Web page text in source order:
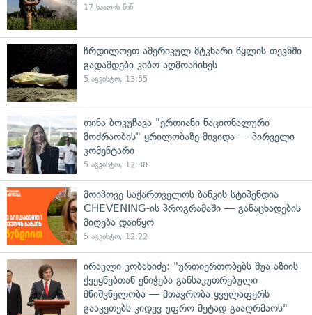
17 საათის წინ
ჩრდილოეთ ამერიკულ მტკნარი წყლის თევზში
გადამდები კიბო აღმოაჩინეს
5 აგვისტო, 13:55
თინა ბოკუჩავა "ერთიანი ნაციონალური
მოძრაობის" ყრილობაზე მივიდა — პირველი
კომენტარი
5 აგვისტო, 12:38
მოიპოვე საქართველოს ბანკის სტიპენდია
CHEVENING-ის პროგრამაში — განაცხადების
მიღება დაიწყო
5 აგვისტო, 12:22
ირაკლი კობახიძე: "ურთიერთობებს შუა აზიის
ქვეყნებთან ენიჭება განსაკუთრებული
მნიშვნელობა — მთავრობა ყველაფერს
გააკეთებს კიდევ უფრო მეტად გააღრმაოს"